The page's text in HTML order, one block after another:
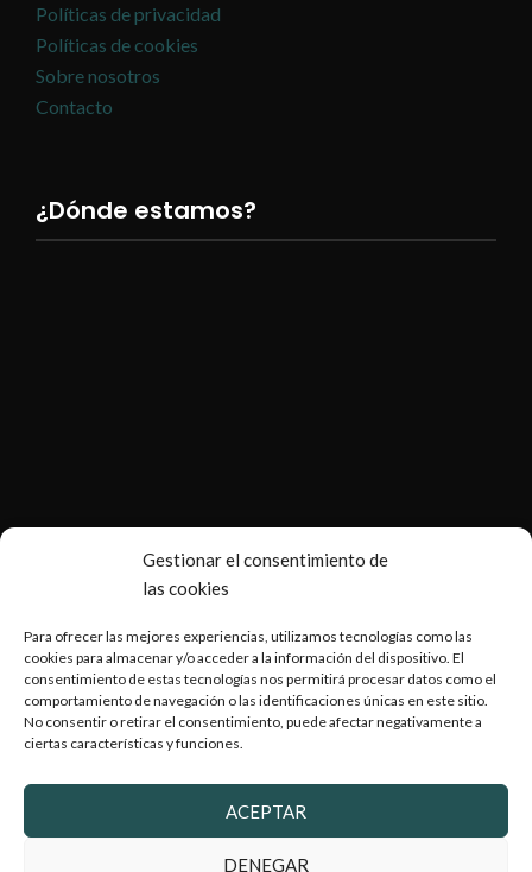
Gestionar el consentimiento de
las cookies
Para ofrecer las mejores experiencias, utilizamos tecnologías como las
cookies para almacenar y/o acceder a la información del dispositivo. El
consentimiento de estas tecnologías nos permitirá procesar datos como el
comportamiento de navegación o las identificaciones únicas en este sitio.
No consentir o retirar el consentimiento, puede afectar negativamente a
ciertas características y funciones.
ACEPTAR
DENEGAR
Políticas de privacidad
Políticas de cookies
Sobre nosotros
Contacto
¿Dónde estamos?
Copyright © 2026 Armería Serrano |Desarrollado por
WebToSell